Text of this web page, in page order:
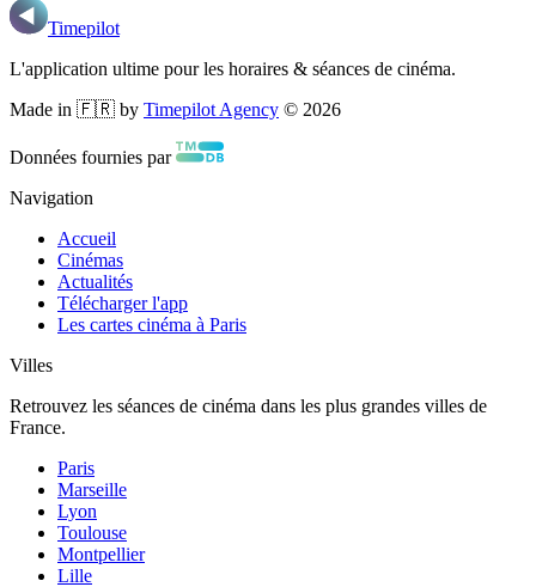
Timepilot
L'application ultime pour les horaires & séances de cinéma.
Made in 🇫🇷 by Timepilot Agency © 2026
Données fournies par
Navigation
Accueil
Cinémas
Actualités
Télécharger l'app
Les cartes cinéma à Paris
Villes
Retrouvez les séances de cinéma dans les plus grandes villes de
France.
Paris
Marseille
Lyon
Toulouse
Montpellier
Lille